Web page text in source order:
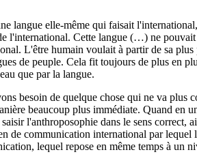
langue elle-même qui faisait
l'international. Cette langue (…) ne
L'être humain voulait à partir de sa
de peuple. Cela fit toujours de plus en
que par la langue.
besoin de quelque chose qui ne va plus
beaucoup plus immédiate. Quand en
l'anthroposophie dans le sens correct,
de communication international par
lequel repose en même temps à un